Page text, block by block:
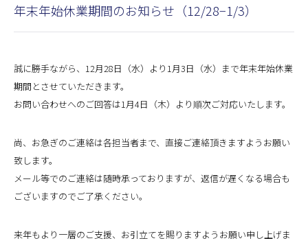
年末年始休業期間のお知らせ（12/28−1/3）
誠に勝手ながら、12月28日（水）より1月3日（水）まで年末年始休業
期間とさせていただきます。
お問い合わせへのご回答は1月4日（木）より順次ご対応いたします。
尚、お急ぎのご連絡は各担当者まで、直接ご連絡頂きますようお願い
致します。
メール等でのご連絡は随時承っておりますが、返信が遅くなる場合も
ございますのでご了承ください。
来年もより一層のご支援、お引立てを賜りますようお願い申し上げま